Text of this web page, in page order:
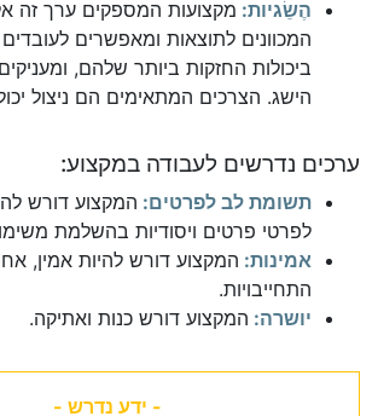
הֶשֵׂגיות: מקצועות המספקים ערך זה
המכוונים לתוצאות ומאפשרים
ביכולות החזקות ביותר שלהם,
הישג. הצרכים המתאימים הם ניצול
ערכים נדרשים לעבודה במקצוע:
תשומת לב לפרטים: המקצוע דורש
לפרטי פרטים ויסודיות בהשלמת
אמינות: המקצוע דורש להיות אמין,
התחייבויות.
יושרה: המקצוע דורש כנות ואתיקה.
- ידע נדרש -